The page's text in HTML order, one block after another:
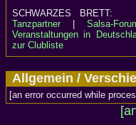
SCHWARZES
Tanzpartner|Salsa-
Veranstaltungen in
zur Clubliste
Allgemein /
[an error occurred while